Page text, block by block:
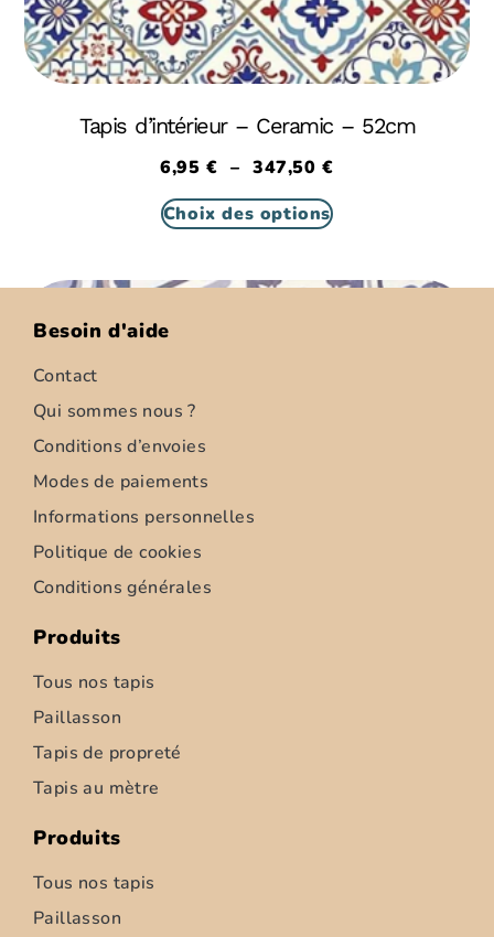
Tapis d’intérieur – Ceramic – 52cm
6,95€ – 347,50€
Choix des options
Tapis d’intérieur – Ziemia – 52cm
Besoin d'aide
Contact
Qui sommes nous ?
Conditions d’envoies
Modes de paiements
Informations personnelles
Politique de cookies
Conditions générales
Produits
Tous nos tapis
Paillasson
Tapis de propreté
Tapis au mètre
Produits
Tous nos tapis
Paillasson